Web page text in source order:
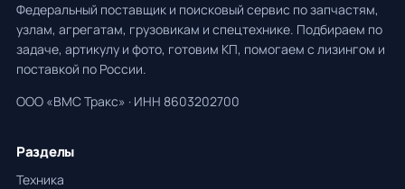
Федеральный поставщик и поисковый сервис по запчастям,
узлам, агрегатам, грузовикам и спецтехнике. Подбираем по
задаче, артикулу и фото, готовим КП, помогаем с лизингом и
поставкой по России.
ООО «ВМС Тракс» · ИНН 8603202700
Разделы
Техника